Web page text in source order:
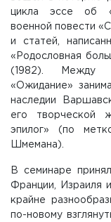
цикла эссе об
военной повести
и статей,
«Родословная
(1982). Между
«Ожидание»
наследии
его творческой
эпилог» (по
Шмемана).
В семинаре
Франции, Израиля
крайне
по-новому